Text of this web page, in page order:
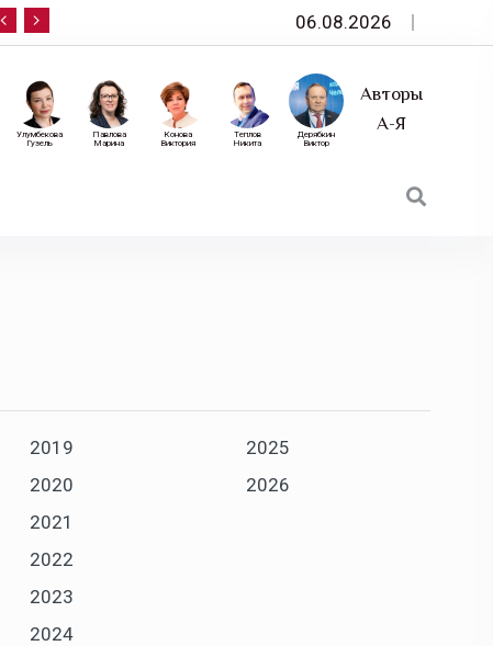
10 сентября — «Эксперт РА» приглашает на
06.08.2026
Авторы
А-Я
Дерябкин
Виктор
Теплов
Никита
Конова
Виктория
Павлова
Марина
Улумбекова
Гузель
2019
2020
2021
2022
2023
2024
2025
2026